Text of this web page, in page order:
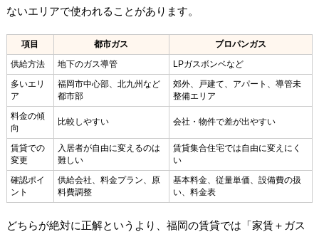
ないエリアで使われることがあります。
項目 都市ガス
プロパンガス
供給方法
地下のガス導管
LPガスボンベなど
多いエリ
ア
福岡市中心部、北九州など
都市部
郊外、戸建て、アパート、導管未
整備エリア
料金の傾
向
比較しやすい 会社・物件で差が出やすい
賃貸での
変更
入居者が自由に変えるのは
難しい
賃貸集合住宅では自由に変えにく
い
確認ポイ
ント
供給会社、料金プラン、原
料費調整
基本料金、従量単価、設備費の扱
い、料金表
どちらが絶対に正解というより、福岡の賃貸では「家賃＋ガス